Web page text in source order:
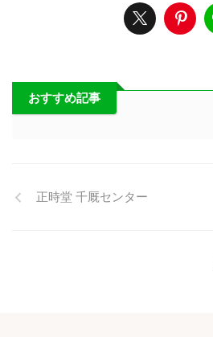
おすすめ記事
正時堂 千厩センター